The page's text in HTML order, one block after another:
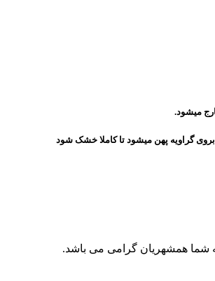
میشود.
گراویه پهن میشود تا کاملا خشک شود
شما همشهریان گرامی می باشد.